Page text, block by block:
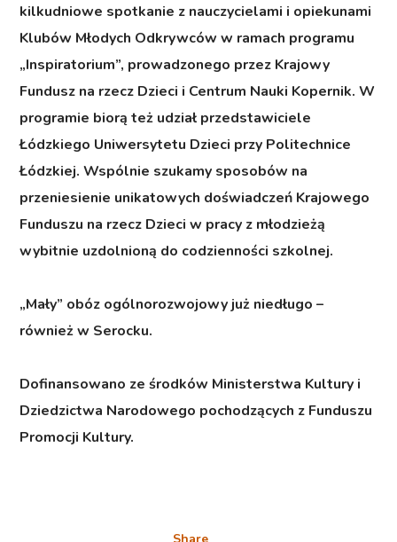
kilkudniowe spotkanie z nauczycielami i opiekunami
Klubów Młodych Odkrywców w ramach programu
„Inspiratorium”, prowadzonego przez Krajowy
Fundusz na rzecz Dzieci i Centrum Nauki Kopernik. W
programie biorą też udział przedstawiciele
Łódzkiego Uniwersytetu Dzieci przy Politechnice
Łódzkiej. Wspólnie szukamy sposobów na
przeniesienie unikatowych doświadczeń Krajowego
Funduszu na rzecz Dzieci w pracy z młodzieżą
wybitnie uzdolnioną do codzienności szkolnej.
„Mały” obóz ogólnorozwojowy już niedługo –
również w Serocku.
Dofinansowano ze środków Ministerstwa Kultury i
Dziedzictwa Narodowego pochodzących z Funduszu
Promocji Kultury.